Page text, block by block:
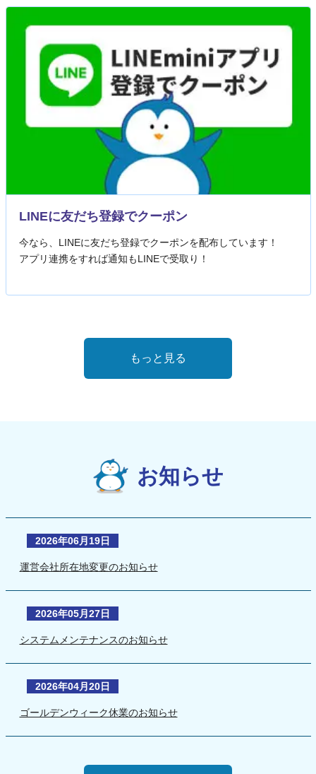
LINEに友だち登録でクーポン
今なら、LINEに友だち登録でクーポンを配布しています！
アプリ連携をすれば通知もLINEで受取り！
もっと見る
お知らせ
2026年06月19日
運営会社所在地変更のお知らせ
2026年05月27日
システムメンテナンスのお知らせ
2026年04月20日
ゴールデンウィーク休業のお知らせ